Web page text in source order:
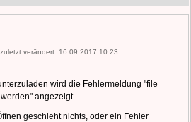
zuletzt verändert: 16.09.2017 10:23
wird die Fehlermeldung "file
angezeigt.
geschieht nichts, oder ein Fehler